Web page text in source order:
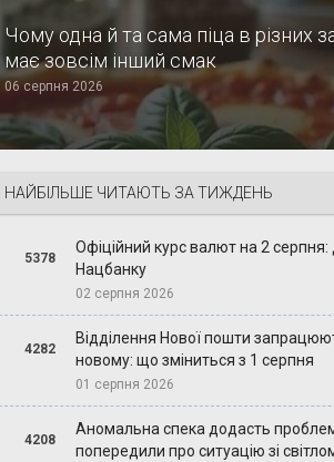
Чому одна й та сама піца в різних
має зовсім інший смак
06 серпня 2026
НАЙБІЛЬШЕ ЧИТАЮТЬ ЗА ТИЖДЕНЬ
5378
Офіційний курс валют на 2 серпня:
Нацбанку
02 серпня 2026
4282
Відділення Нової пошти
новому: що зміниться з 1 серпня
01 серпня 2026
4208
Аномальна спека додасть
попередили про ситуацію зі